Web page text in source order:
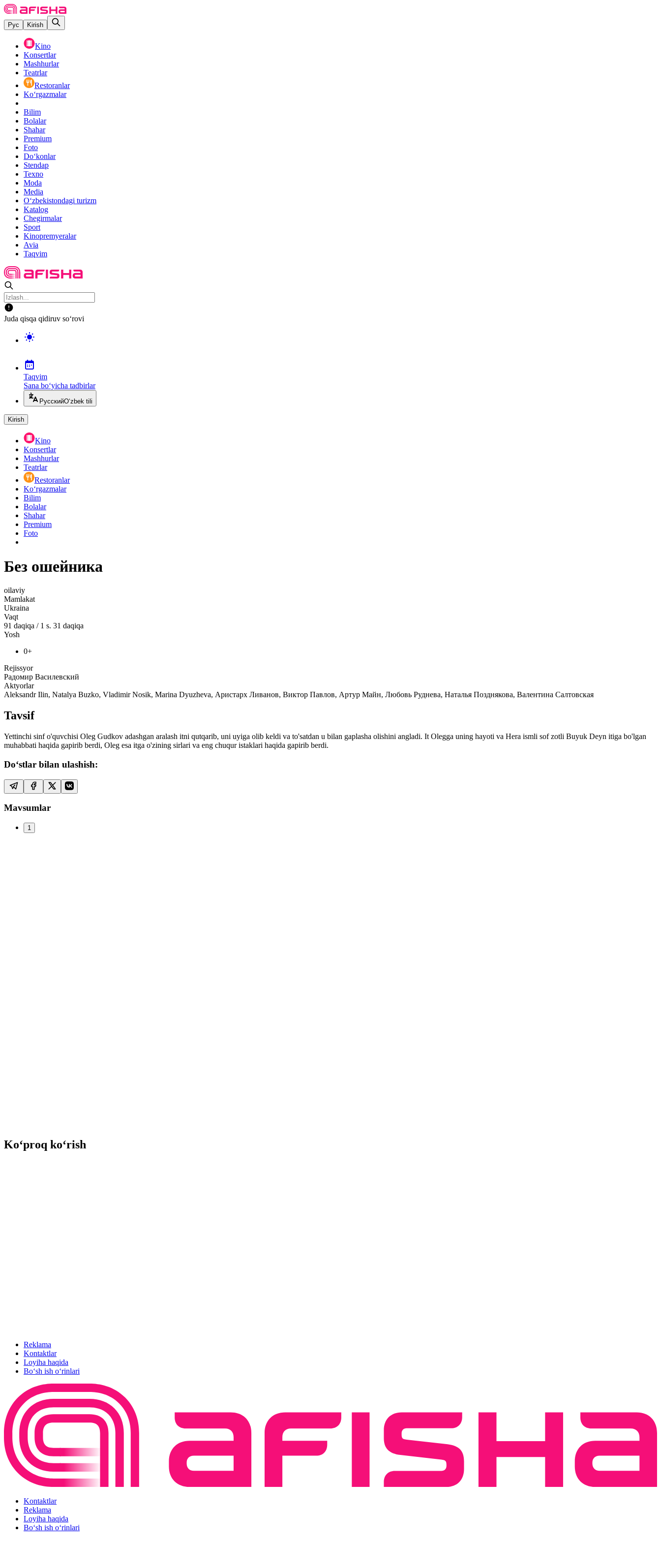
Рус Kirish
Kino
Konsertlar
Mashhurlar
Teatrlar
Restoranlar
Ko‘rgazmalar
Bilim
Bolalar
Shahar
Premium
Foto
Do‘konlar
Stendap
Texno
Moda
Media
O‘zbekistondagi turizm
Katalog
Chegirmalar
Sport
Kinopremyeralar
Avia
Taqvim
Juda qisqa qidiruv so‘rovi
Taqvim
Sana bo‘yicha tadbirlar
РусскийO‘zbek tili
Kirish
Kino
Konsertlar
Mashhurlar
Teatrlar
Restoranlar
Ko‘rgazmalar
Bilim
Bolalar
Shahar
Premium
Foto
Без ошейника
oilaviy
Mamlakat
Ukraina
Vaqt
91 daqiqa / 1 s. 31 daqiqa
Yosh
0+
Rejissyor
Радомир Василевский
Aktyorlar
Aleksandr Ilin, Natalya Buzko, Vladimir Nosik, Marina Dyuzheva, Аристарх Ливанов, Виктор Павлов, Артур Майн, Любовь Руднева, Наталья Позднякова, Валентина Салтовская
Tavsif
Yettinchi sinf o'quvchisi Oleg Gudkov adashgan aralash itni qutqarib, uni uyiga olib keldi va to'satdan u bilan gaplasha olishini angladi. It Olegga uning hayoti va Hera ismli sof zotli Buyuk Deyn itiga bo'lgan
muhabbati haqida gapirib berdi, Oleg esa itga o'zining sirlari va eng chuqur istaklari haqida gapirib berdi.
Do‘stlar bilan ulashish:
Mavsumlar
1
Ko‘proq ko‘rish
Reklama
Kontaktlar
Loyiha haqida
Bo‘sh ish o‘rinlari
Kontaktlar
Reklama
Loyiha haqida
Bo‘sh ish o‘rinlari